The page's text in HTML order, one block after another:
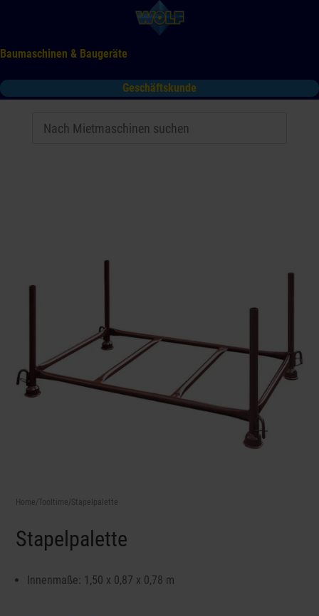
Baumaschinen & Baugeräte
Geschäftskunde
Home /Tooltime /Stapelpalette
Stapelpalette
Innenmaße: 1,50 x 0,87 x 0,78 m